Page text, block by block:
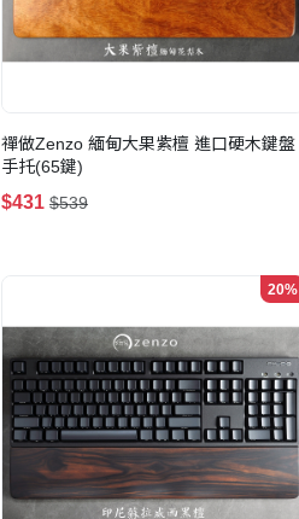
禪做Zenzo 緬甸大果紫檀 進口硬木鍵盤
手托(65鍵)
$431 $539
20%